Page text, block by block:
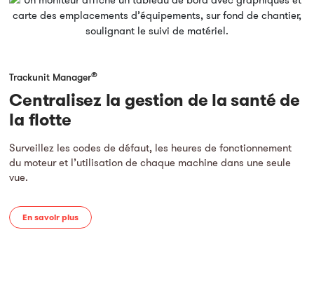
Trackunit Manager®
Centralisez la gestion de la santé de
la flotte
Surveillez les codes de défaut, les heures de fonctionnement
du moteur et l’utilisation de chaque machine dans une seule
vue.
En savoir plus